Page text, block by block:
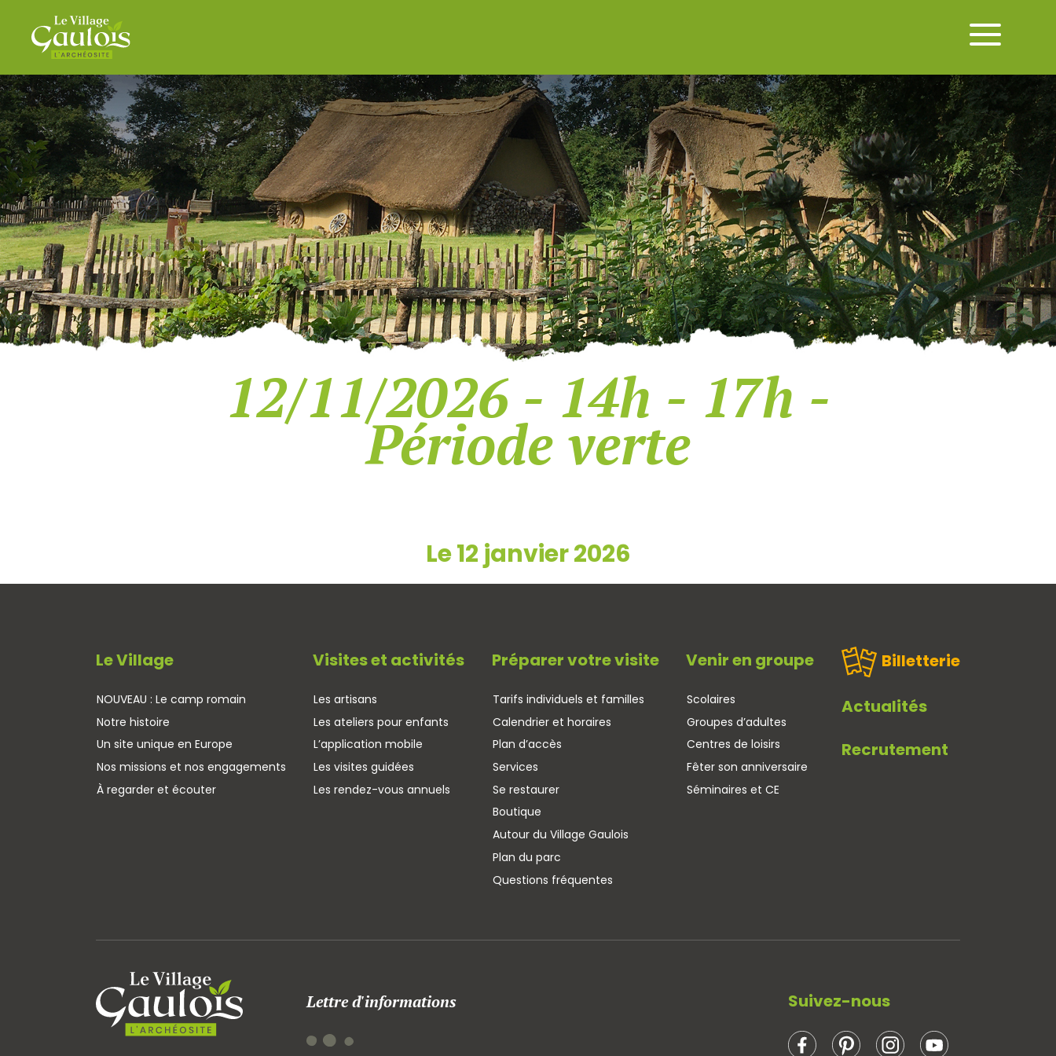
12/11/2026 - 14h - 17h -
Période verte
Le 12 janvier 2026
Le Village
NOUVEAU : Le camp romain
Notre histoire
Un site unique en Europe
Nos missions et nos engagements
À regarder et écouter
Visites et activités
Les artisans
Les ateliers pour enfants
L’application mobile
Les visites guidées
Les rendez-vous annuels
Préparer votre visite
Tarifs individuels et familles
Calendrier et horaires
Plan d’accès
Services
Se restaurer
Boutique
Autour du Village Gaulois
Plan du parc
Questions fréquentes
Venir en groupe
Scolaires
Groupes d’adultes
Centres de loisirs
Fêter son anniversaire
Séminaires et CE
Billetterie
Actualités
Recrutement
Lettre d'informations Suivez-nous